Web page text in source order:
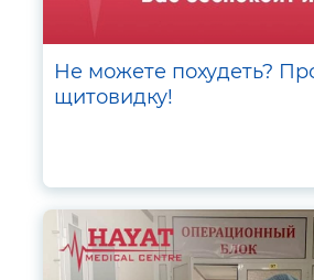
Не можете похудеть?
щитовидку!